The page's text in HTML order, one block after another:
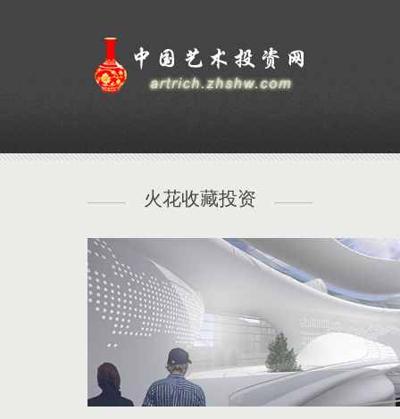
火花收藏投资